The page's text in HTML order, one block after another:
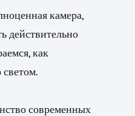
камера,
действительно
как
светом.
современных